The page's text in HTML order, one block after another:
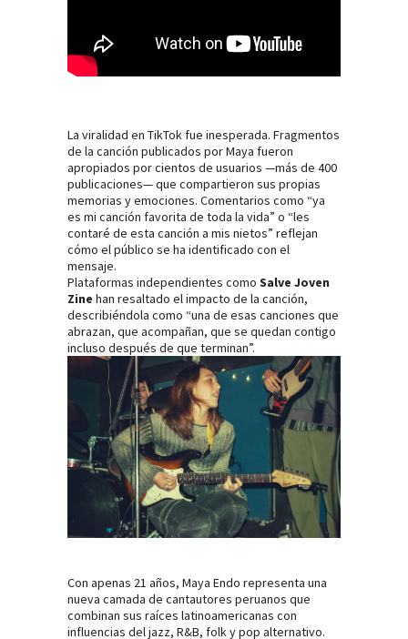
La viralidad en TikTok fue inesperada. Fragmentos
de la canción publicados por Maya fueron
apropiados por cientos de usuarios —más de 400
publicaciones— que compartieron sus propias
memorias y emociones. Comentarios como “ya
es mi canción favorita de toda la vida” o “les
contaré de esta canción a mis nietos” reflejan
cómo el público se ha identificado con el
mensaje.
Plataformas independientes como Salve Joven
Zine han resaltado el impacto de la canción,
describiéndola como “una de esas canciones que
abrazan, que acompañan, que se quedan contigo
incluso después de que terminan”.
Con apenas 21 años, Maya Endo representa una
nueva camada de cantautores peruanos que
combinan sus raíces latinoamericanas con
influencias del jazz, R&B, folk y pop alternativo.